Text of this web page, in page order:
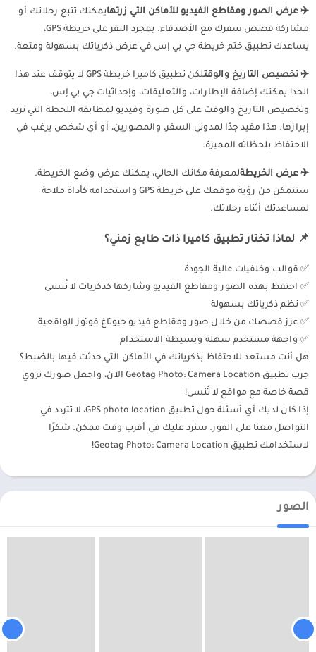
✈️ عرض الصور ومقاطع الفيديو للأماكن التي زرتهايمكنك تتبع رحلاتك أو
مشاركة قصص سفرك مع الأصدقاء. بمجرد النقر على خريطة GPS،
يساعدك تطبيق ختم خريطة جي بي إس في عرض ذكرياتك بسهولة ومتعة.
✈️ تخصيص التاريخ والوقت
لكن تطبيق كاميرا خريطة GPS لا يتوقف عند هذا
الحد! يمكنك إضافة الإطارات، والتعليقات، وإحداثيات جي بي إس،
وتخصيص التاريخ والوقت على كل صورة وفيديو لمطابقة اللحظة التي تريد
إبرازها. هذا مفيد جدًا لمدوني السفر، والمصورين، أو أي شخص يرغب في
الاحتفاظ بلحظاته المميزة.
✈️ عرض الخريطةلمعرفة مكانك الحالي، يمكنك عرض وضع الخريطة.
ستتمكن من رؤية موقعك على خريطة GPS واستخدامه كأداة ملاحة
لمساعدتك أثناء رحلاتك.
📌 لماذا تختار تطبيق كاميرا ذات طابع زمني؟
✅ قوالب وخلفيات عالية الجودة
✅ احتفظ بهذه الصور ومقاطع الفيديو وشاركها كذكريات لا تُنسى
✅ نظم ذكرياتك بسهولة
✅ عزز قصصك من خلال صور ومقاطع فيديو جيوتاغ فوتوز الواقعية
✅ واجهة مستخدم سهلة وبسيطة الاستخدام
هل أنت مستعد للاحتفاظ بذكرياتك في الأماكن التي حدثت فيها بالضبط؟
جرب تطبيق Geotag Photo: Camera Location الآن، واجعل صورك تروي
قصة خاصة مع مواقع لا تُنسى!
إذا كان لديك أي أسئلة حول تطبيق GPS photo location، لا تتردد في
التواصل معنا على الفور. سنرد عليك في أقرب وقت ممكن. شكرًا
لاستخدامك تطبيق Geotag Photo: Camera Location!
الصور